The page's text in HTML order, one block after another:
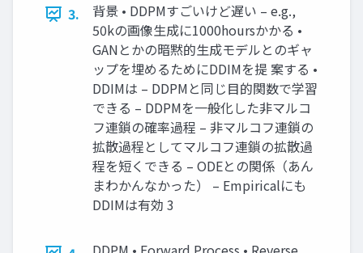
3.
背景 • DDPMすごいけど遅い – e.g.,
50kの画像⽣成に1000hoursかかる •
GANとかの暗黙的⽣成モデルとのギャ
ップを埋めるためにDDIMを提 案する •
DDIMは – DDPMと同じ⽬的関数で学習
できる – DDPMを⼀般化した⾮マルコ
フ連鎖の確率過程 – ⾮マルコフ連鎖の
拡散過程としてマルコフ連鎖の拡散過
程を短くできる – ODEとの関係（あん
まわかんなかった） – Empiricalにも
DDIMは有効 3